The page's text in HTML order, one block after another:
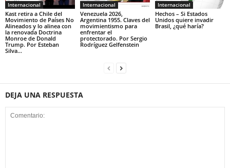
Internacional
Kast retira a Chile del
Movimiento de Países No
Alineados y lo alinea con
la renovada Doctrina
Monroe de Donald
Trump. Por Esteban
Silva...
Internacional
Venezuela 2026,
Argentina 1955. Claves del
movimientismo para
enfrentar el
protectorado. Por Sergio
Rodríguez Gelfenstein
Internacional
Hechos – Si Estados
Unidos quiere invadir
Brasil, ¿qué haría?
DEJA UNA RESPUESTA